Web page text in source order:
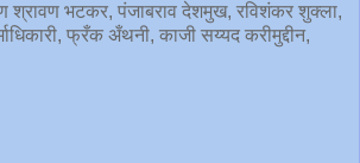
श्रावण भटकर, पंजाबराव देशमुख, रविशंकर शुक्ला,
फ्रँक अँथनी, काजी सय्यद करीमुद्दीन,